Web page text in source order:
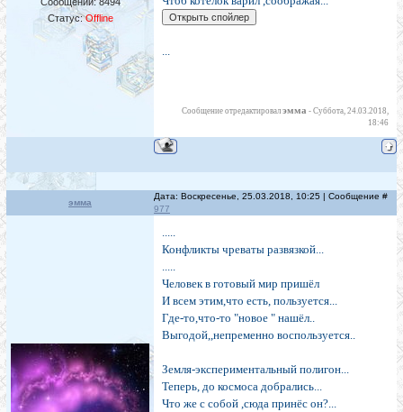
Статус:Offline
...
Сообщение отредактировал эмма - Суббота, 24.03.2018,
18:46
эмма
Дата: Воскресенье, 25.03.2018, 10:25 | Сообщение #
977
.....
Конфликты чреваты развязкой...
.....
Человек в готовый мир пришёл
И всем этим,что есть, пользуется...
Где-то,что-то "новое " нашёл..
Выгодой,,непременно воспользуется..
Земля-экспериментальный полигон...
Теперь, до космоса добрались...
Что же с собой ,сюда принёс он?...